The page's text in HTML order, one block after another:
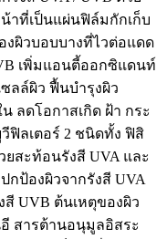
น้าที่เป็นแผ่นฟิล์มกักเก็บ
ผิวบอบบางที่ไวต่อแดด
เพิ่มแอนตี้ออกซิแดนท์
ลล์ผิว ฟื้นบำรุงผิว
ลดโอกาสเกิด ฝ้า กระ
ฟิลเตอร์ 2 ชนิดทั้ง ฟิสิ
สะท้อนรังสี UVA และ
กป้องผิวจากรังสี UVA
UVB ต้นเหตุของผิว
สารต้านอนุมูลอิสระ